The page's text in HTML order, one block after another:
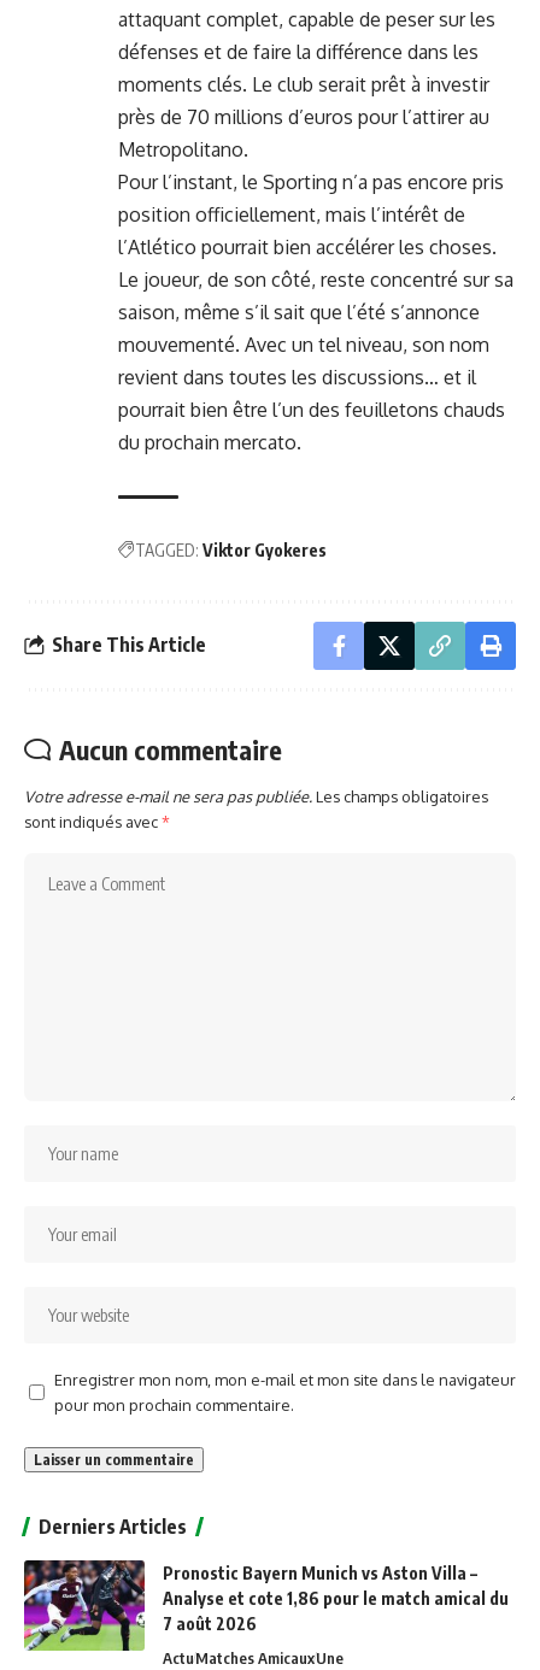
attaquant complet, capable de peser sur les
défenses et de faire la différence dans les
moments clés. Le club serait prêt à investir
près de 70 millions d’euros pour l’attirer au
Metropolitano.
Pour l’instant, le Sporting n’a pas encore pris
position officiellement, mais l’intérêt de
l’Atlético pourrait bien accélérer les choses.
Le joueur, de son côté, reste concentré sur sa
saison, même s’il sait que l’été s’annonce
mouvementé. Avec un tel niveau, son nom
revient dans toutes les discussions… et il
pourrait bien être l’un des feuilletons chauds
du prochain mercato.
TAGGED: Viktor Gyokeres
Share This Article
Aucun commentaire
Votre adresse e-mail ne sera pas publiée.Les champs obligatoires
sont indiqués avec*
Enregistrer mon nom, mon e-mail et mon site dans le navigateur
pour mon prochain commentaire.
Derniers Articles
Pronostic Bayern Munich vs Aston Villa –
Analyse et cote 1,86 pour le match amical du
7 août 2026
ActuMatches AmicauxUne